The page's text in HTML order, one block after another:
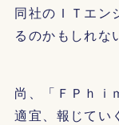
同社のＩＴエン
るのかもしれな
尚、「ＦＰｈｉ
適宜、報じてい